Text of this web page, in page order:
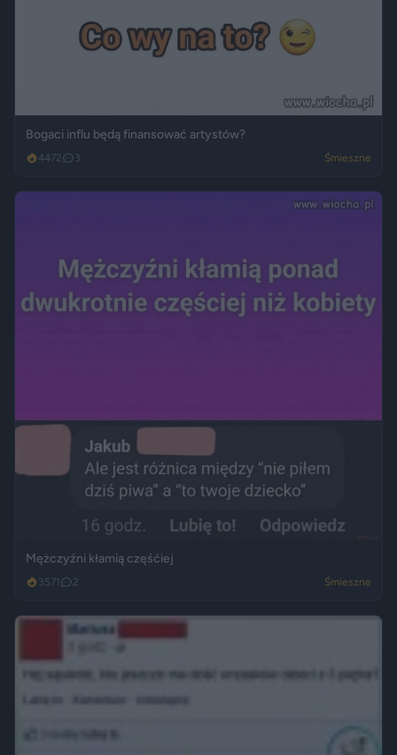
Bogaci influ będą finansować artystów?
4472 3 Śmieszne
Mężczyźni kłamią częśćiej
3571 2 Śmieszne